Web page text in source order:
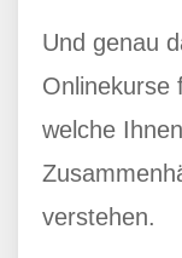
Und genau
Onlinekurse
welche
verstehen.